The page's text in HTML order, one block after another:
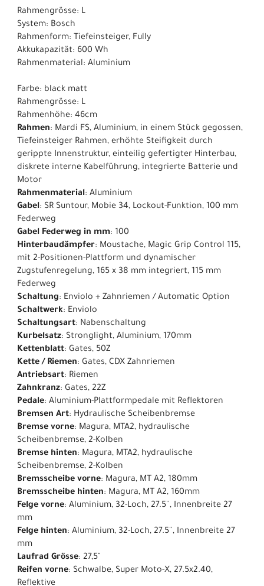
Rahmengrösse: L
System: Bosch
Rahmenform: Tiefeinsteiger, Fully
Akkukapazität: 600 Wh
Rahmenmaterial: Aluminium
Farbe: black matt
Rahmengrösse: L
Rahmenhöhe: 46cm
Rahmen: Mardi FS, Aluminium, in einem Stück gegossen,
Tiefeinsteiger Rahmen, erhöhte Steifigkeit durch
gerippte Innenstruktur, einteilig gefertigter Hinterbau,
diskrete interne Kabelführung, integrierte Batterie und
Motor
Rahmenmaterial: Aluminium
Gabel: SR Suntour, Mobie 34, Lockout-Funktion, 100 mm
Federweg
Gabel Federweg in mm: 100
Hinterbaudämpfer: Moustache, Magic Grip Control 115,
mit 2-Positionen-Plattform und dynamischer
Zugstufenregelung, 165 x 38 mm integriert, 115 mm
Federweg
Schaltung: Enviolo + Zahnriemen / Automatic Option
Schaltwerk: Enviolo
Schaltungsart: Nabenschaltung
Kurbelsatz: Stronglight, Aluminium, 170mm
Kettenblatt: Gates, 50Z
Kette / Riemen: Gates, CDX Zahnriemen
Antriebsart: Riemen
Zahnkranz: Gates, 22Z
Pedale: Aluminium-Plattformpedale mit Reflektoren
Bremsen Art: Hydraulische Scheibenbremse
Bremse vorne: Magura, MTA2, hydraulische
Scheibenbremse, 2-Kolben
Bremse hinten: Magura, MTA2, hydraulische
Scheibenbremse, 2-Kolben
Bremsscheibe vorne: Magura, MT A2, 180mm
Bremsscheibe hinten: Magura, MT A2, 160mm
Felge vorne: Aluminium, 32-Loch, 27.5'', Innenbreite 27
mm
Felge hinten: Aluminium, 32-Loch, 27.5'', Innenbreite 27
mm
Laufrad Grösse: 27,5"
Reifen vorne: Schwalbe, Super Moto-X, 27.5x2.40,
Reflektive